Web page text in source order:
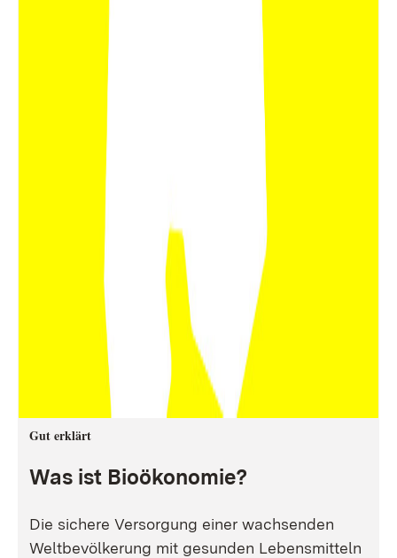
Gut erklärt
Was ist Bioökonomie?
Die sichere Versorgung einer wachsenden
Weltbevölkerung mit gesunden Lebensmitteln